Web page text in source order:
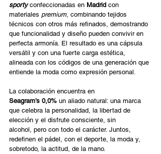
sporty confeccionadas en Madrid con
materiales premium, combinando tejidos
técnicos con otros más refinados, demostrando
que funcionalidad y diseño pueden convivir en
perfecta armonía. El resultado es una cápsula
versátil y con una fuerte carga estética,
alineada con los códigos de una generación que
entiende la moda como expresión personal.
La colaboración encuentra en
Seagram’s 0,0% un aliado natural: una marca
que celebra la personalidad, la libertad de
elección y el disfrute consciente, sin
alcohol, pero con todo el carácter. Juntos,
redefinen el pádel, con el deporte, la moda y,
sobretodo, la actitud, de la mano.